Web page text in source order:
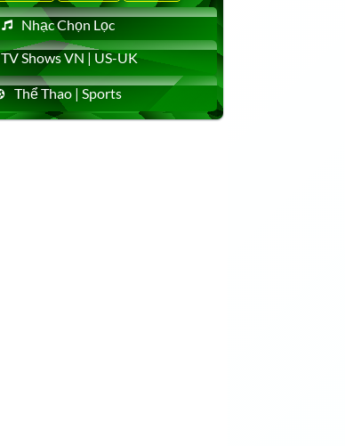
Nhạc Chọn Lọc
TV Shows VN | US-UK
Thể Thao | Sports